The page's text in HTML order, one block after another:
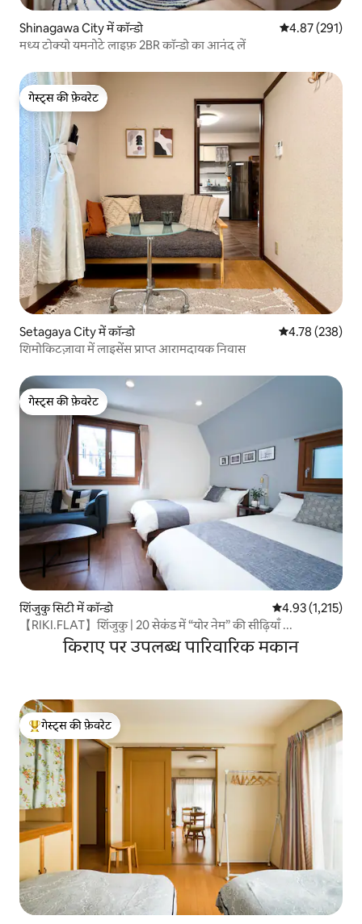
Shinagawa City में कॉन्डो औसत रेटिंग 5 में से
4.87 (291)
मध्य टोक्यो यमनोटे लाइफ़ 2BR कॉन्डो का आनंद लें
गेस्ट्स की फ़ेवरेट
गेस्ट्स की फ़ेवरेट
Setagaya City में कॉन्डो औसत रेटिंग 5 में से
4.78 (238)
शिमोकिटज़ावा में लाइसेंस प्राप्त आरामदायक निवास
गेस्ट्स की फ़ेवरेट
गेस्ट्स की फ़ेवरेट
शिंजुकु सिटी में कॉन्डो औसत रेटिंग 5 में से
4.93 (1,215)
【RIKI.FLAT】शिंजुकु | 20 सेकंड में “योर नेम” की सीढ़ियाँ ...
किराए पर उपलब्ध पारिवारिक मकान
गेस्ट्स का टॉप फ़ेवरेट
गेस्ट्स की फ़ेवरेट